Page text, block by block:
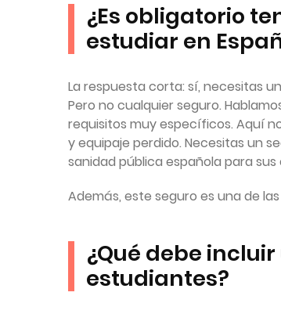
¿Es obligatorio
estudiar en
La respuesta corta: sí, necesitas
Pero no cualquier seguro.
requisitos muy específicos. Aquí
y equipaje perdido. Necesitas un
sanidad pública española para sus
Además, este seguro es una de
¿Qué debe
estudiantes?